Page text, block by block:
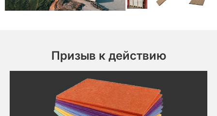
Призыв к действию